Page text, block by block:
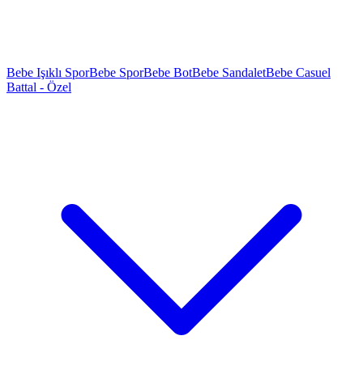
Bebe Işıklı SporBebe SporBebe BotBebe SandaletBebe Casuel
Battal - Özel